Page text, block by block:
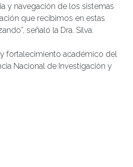
y navegación de los sistemas
que recibimos en estas
señaló la Dra. Silva.
fortalecimiento académico del
Nacional de Investigación y